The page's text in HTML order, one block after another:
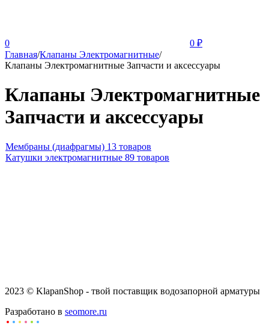
0 0 ₽
Главная/Клапаны Электромагнитные/
Клапаны Электромагнитные Запчасти и аксессуары
Клапаны Электромагнитные
Запчасти и аксессуары
Мембраны (диафрагмы) 13 товаров
Катушки электромагнитные 89 товаров
2023 © KlapanShop - твой поставщик водозапорной арматуры
Разработано в seomore.ru